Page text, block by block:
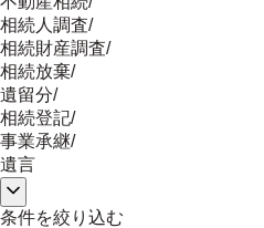
相続人調査/
相続財産調査/
相続放棄/
遺留分/
相続登記/
事業承継/
遺言
条件を絞り込む